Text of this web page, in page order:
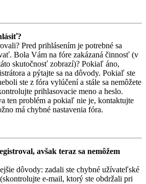
Pred prihlásením je potrebné sa
Bola Vám na fóre zakázaná činnosť (v
skutočnosť zobrazí)? Pokiaľ áno,
a pýtajte sa na dôvody. Pokiaľ ste
ste z fóra vylúčení a stále sa nemôžete
prihlasovacie meno a heslo.
ten problém a pokiaľ nie je, kontaktujte
má chybné nastavenia fóra.
avšak teraz sa nemôžem
dôvody: zadali ste chybné užívateľské
e-mail, ktorý ste obdržali pri